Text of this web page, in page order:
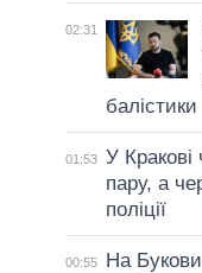
02:31
балістики
01:53 У Кракові
пару, а
поліції
00:55
На